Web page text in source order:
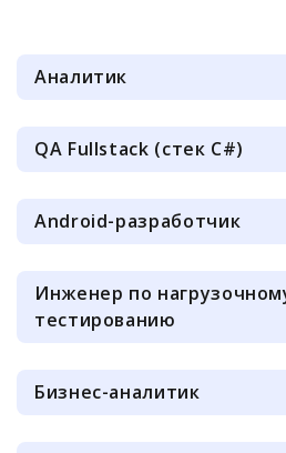
Аналитик
QA Fullstack (стек C#)
Android-разработчик
Инженер по
тестированию
Бизнес-аналитик